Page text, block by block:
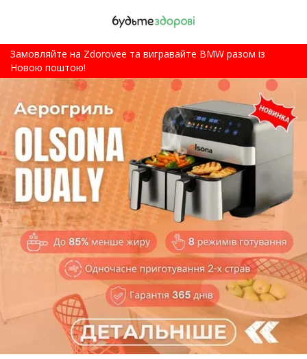
Замовляйте на Zdorovee та вигравайте BMW разом із
Новою поштою!